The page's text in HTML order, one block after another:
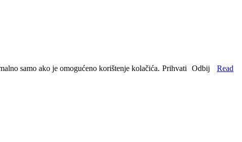
samo ako je omogućeno korištenje kolačića. Prihvati Odbij
Read